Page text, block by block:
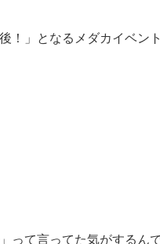
！」となるメダカイベン
って言ってた気がするん